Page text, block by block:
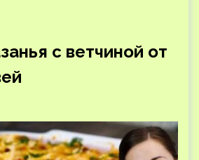
с ветчиной от